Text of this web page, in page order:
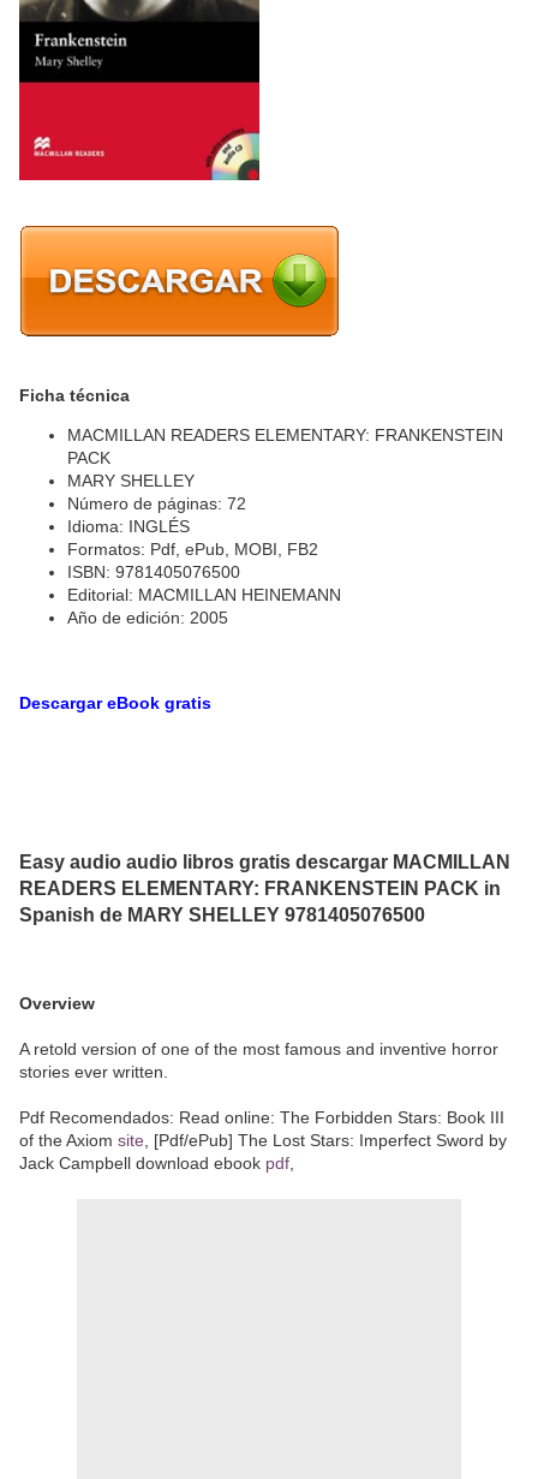
Ficha técnica
MACMILLAN READERS ELEMENTARY: FRANKENSTEIN
PACK
MARY SHELLEY
Número de páginas: 72
Idioma: INGLÉS
Formatos: Pdf, ePub, MOBI, FB2
ISBN: 9781405076500
Editorial: MACMILLAN HEINEMANN
Año de edición: 2005
Descargar eBook gratis
Easy audio audio libros gratis descargar MACMILLAN
READERS ELEMENTARY: FRANKENSTEIN PACK in
Spanish de MARY SHELLEY 9781405076500
Overview
A retold version of one of the most famous and inventive horror
stories ever written.
Pdf Recomendados: Read online: The Forbidden Stars: Book III
of the Axiom site , [Pdf/ePub] The Lost Stars: Imperfect Sword by
Jack Campbell download ebook pdf